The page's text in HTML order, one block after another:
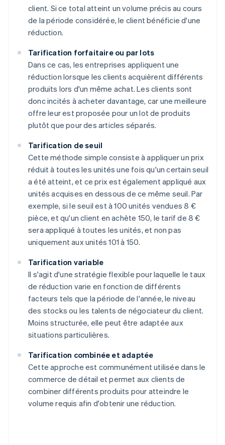
client. Si ce total atteint un volume précis au cours
de la période considérée, le client bénéficie d'une
réduction.
Tarification forfaitaire ou par lots
Dans ce cas, les entreprises appliquent une
réduction lorsque les clients acquièrent différents
produits lors d'un même achat. Les clients sont
donc incités à acheter davantage, car une meilleure
offre leur est proposée pour un lot de produits
plutôt que pour des articles séparés.
Tarification de seuil
Cette méthode simple consiste à appliquer un prix
réduit à toutes les unités une fois qu'un certain seuil
a été atteint, et ce prix est également appliqué aux
unités acquises en dessous de ce même seuil. Par
exemple, si le seuil est à 100 unités vendues 8 €
pièce, et qu'un client en achète 150, le tarif de 8 €
sera appliqué à toutes les unités, et non pas
uniquement aux unités 101 à 150.
Tarification variable
Il s'agit d'une stratégie flexible pour laquelle le taux
de réduction varie en fonction de différents
facteurs tels que la période de l'année, le niveau
des stocks ou les talents de négociateur du client.
Moins structurée, elle peut être adaptée aux
situations particulières.
Tarification combinée et adaptée
Cette approche est communément utilisée dans le
commerce de détail et permet aux clients de
combiner différents produits pour atteindre le
volume requis afin d'obtenir une réduction.